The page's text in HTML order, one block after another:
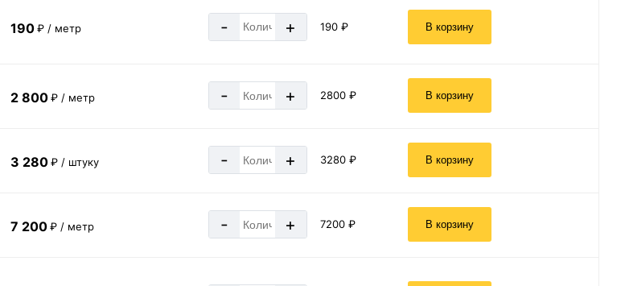
190 ₽ / метр - + 190 ₽ В корзину
2 800 ₽ / метр - + 2800 ₽ В корзину
3 280 ₽ / штуку - + 3280 ₽ В корзину
7 200 ₽ / метр - + 7200 ₽ В корзину